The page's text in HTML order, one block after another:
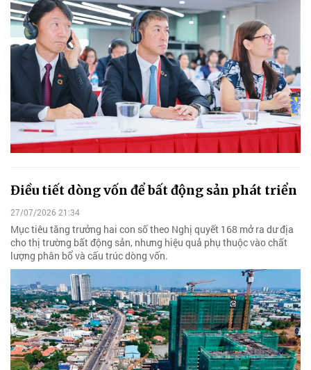
Điều tiết dòng vốn để bất động sản phát triển
27/07/2026 21:34
Mục tiêu tăng trưởng hai con số theo Nghị quyết 168 mở ra dư địa
cho thị trường bất động sản, nhưng hiệu quả phụ thuộc vào chất
lượng phân bổ và cấu trúc dòng vốn.